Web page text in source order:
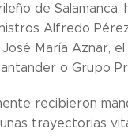
de
Alfredo
María Aznar,
o Grupo
recibieron
trayectorias